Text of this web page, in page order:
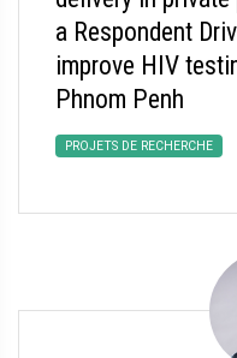
a Respondent
improve HIV
Phnom Penh
PROJETS DE RECHERCHE